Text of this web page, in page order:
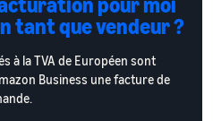
tant que vendeur ?
à la TVA de Européen sont
Business une facture de